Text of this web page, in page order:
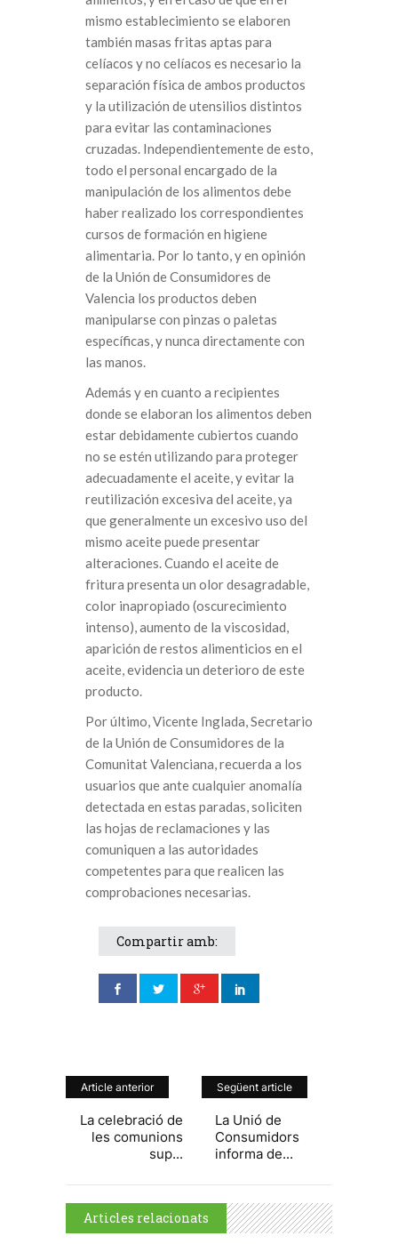
mismo establecimiento se elaboren
también masas fritas aptas para
celíacos y no celíacos es necesario la
separación física de ambos productos
y la utilización de utensilios distintos
para evitar las contaminaciones
cruzadas. Independientemente de esto,
todo el personal encargado de la
manipulación de los alimentos debe
haber realizado los correspondientes
cursos de formación en higiene
alimentaria. Por lo tanto, y en opinión
de la Unión de Consumidores de
Valencia los productos deben
manipularse con pinzas o paletas
específicas, y nunca directamente con
las manos.
Además y en cuanto a recipientes
donde se elaboran los alimentos deben
estar debidamente cubiertos cuando
no se estén utilizando para proteger
adecuadamente el aceite, y evitar la
reutilización excesiva del aceite, ya
que generalmente un excesivo uso del
mismo aceite puede presentar
alteraciones. Cuando el aceite de
fritura presenta un olor desagradable,
color inapropiado (oscurecimiento
intenso), aumento de la viscosidad,
aparición de restos alimenticios en el
aceite, evidencia un deterioro de este
producto.
Por último, Vicente Inglada, Secretario
de la Unión de Consumidores de la
Comunitat Valenciana, recuerda a los
usuarios que ante cualquier anomalía
detectada en estas paradas, soliciten
las hojas de reclamaciones y las
comuniquen a las autoridades
competentes para que realicen las
comprobaciones necesarias.
Compartir amb:
Article anterior
La celebració de
les comunions
sup...
Següent article
La Unió de
Consumidors
informa de...
Articles relacionats